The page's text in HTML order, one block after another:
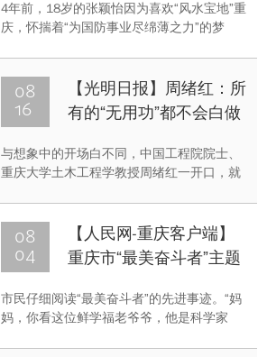
4年前，18岁的张颖怡因为喜欢“风水宝地”重
庆，怀揣着“为国防事业尽绵薄之力”的梦
08
16
【光明日报】周绪红：所
有的“无用功”都不会白做
与想象中的开场白不同，中国工程院院士、
重庆大学土木工程学教授周绪红一开口，就
落后，没有什么科技含量。”
08
04
【人民网-重庆客户端】
重庆市“最美奋斗者”主题
市民仔细阅读“最美奋斗者”的先进事迹。“妈
妈，你看这位鲜学福老爷爷，他是科学家